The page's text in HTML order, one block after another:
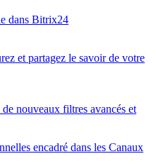
dans Bitrix24
et partagez le savoir de votre
nouveaux filtres avancés et